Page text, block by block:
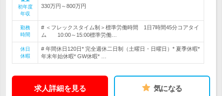
初年度
年収
330万円～800万円
勤務
時間
# ＜フレックスタイム制＞標準労働時間 1日7時間45分コアタイ
ム 10:00～15:00標準労働…
休日
休暇
# 年間休日120日* 完全週休二日制（土曜日・日曜日）* 夏季休暇*
年末年始休暇* GW休暇* …
求人詳細を見る 気になる